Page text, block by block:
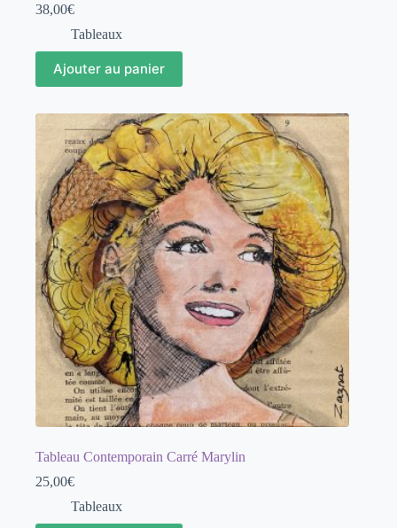
38,00€
Tableaux
Ajouter au panier
Tableau Contemporain Carré Marylin
25,00€
Tableaux